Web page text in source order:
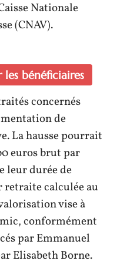
Nationale
(CNAV).
bénéficiaires
concernés
de
La hausse pourrait
euros brut par
leur durée de
calculée au
vise à
conformément
par Emmanuel
Elisabeth Borne.